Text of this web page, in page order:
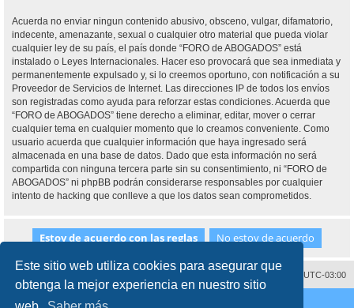
Este sitio web utiliza cookies para asegurar que
obtenga la mejor experiencia en nuestro sitio
Acuerda no enviar ningun contenido abusivo, obsceno, vulgar, difamatorio,
indecente, amenazante, sexual o cualquier otro material que pueda violar
cualquier ley de su país, el país donde “FORO de ABOGADOS” está
instalado o Leyes Internacionales. Hacer eso provocará que sea inmediata y
permanentemente expulsado y, si lo creemos oportuno, con notificación a su
Proveedor de Servicios de Internet. Las direcciones IP de todos los envíos
son registradas como ayuda para reforzar estas condiciones. Acuerda que
“FORO de ABOGADOS” tiene derecho a eliminar, editar, mover o cerrar
cualquier tema en cualquier momento que lo creamos conveniente. Como
usuario acuerda que cualquier información que haya ingresado será
almacenada en una base de datos. Dado que esta información no será
compartida con ninguna tercera parte sin su consentimiento, ni “FORO de
ABOGADOS” ni phpBB podrán considerarse responsables por cualquier
intento de hacking que conlleve a que los datos sean comprometidos.
Todos los horarios son UTC-03:00
Borrar cookies
Desarrollado por ® Forum Software © phpBB Limited